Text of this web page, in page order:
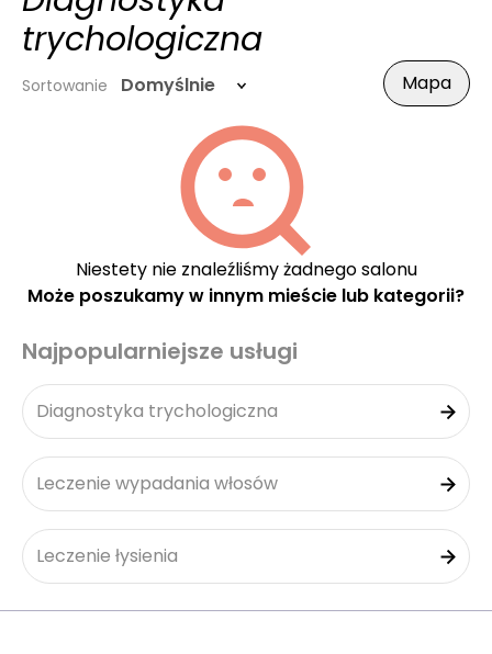
trychologiczna
Sortowanie Domyślnie Mapa
Niestety nie znaleźliśmy żadnego salonu
Może poszukamy w innym mieście lub kategorii?
Najpopularniejsze usługi
Diagnostyka trychologiczna
Leczenie wypadania włosów
Leczenie łysienia